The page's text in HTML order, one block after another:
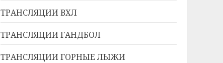
ТРАНСЛЯЦИИ ВХЛ
ТРАНСЛЯЦИИ ГАНДБОЛ
ТРАНСЛЯЦИИ ГОРНЫЕ ЛЫЖИ